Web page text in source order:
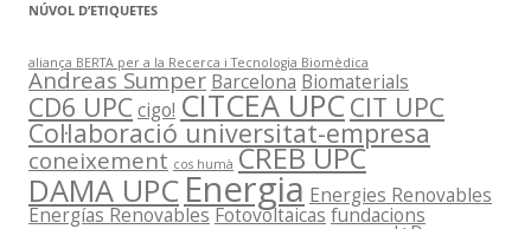
NÚVOL D’ETIQUETES
aliança BERTA per a la Recerca i Tecnologia Biomèdica
Andreas Sumper Barcelona Biomaterials
CD6 UPCcigo! CITCEA UPCCIT UPC
Col·laboració universitat-empresa
coneixement cos humà CREB UPC
DAMA UPC Energia Energies Renovables
Energías RenovablesFotovoltaicas fundacions